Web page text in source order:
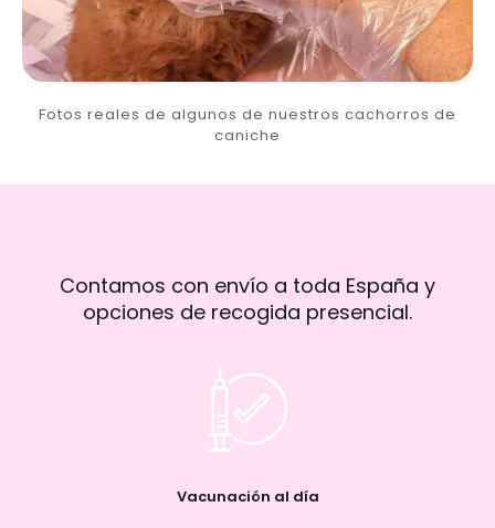
Fotos reales de algunos de nuestros cachorros de
caniche
Contamos con envío a toda España y
opciones de recogida presencial.
Vacunación al día